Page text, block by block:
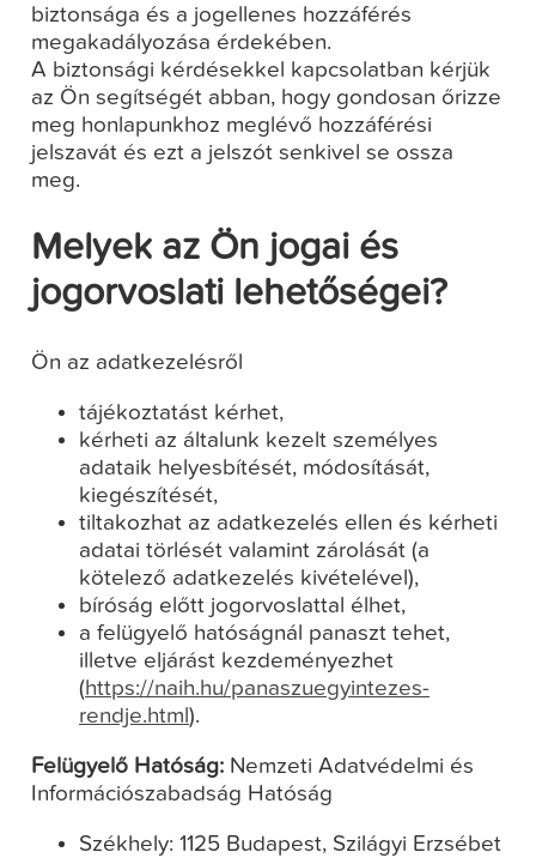
biztonsága és a jogellenes hozzáférés
megakadályozása érdekében.
A biztonsági kérdésekkel kapcsolatban kérjük
az Ön segítségét abban, hogy gondosan őrizze
meg honlapunkhoz meglévő hozzáférési
jelszavát és ezt a jelszót senkivel se ossza
meg.
Melyek az Ön jogai és
jogorvoslati lehetőségei?
Ön az adatkezelésről
tájékoztatást kérhet,
kérheti az általunk kezelt személyes
adataik helyesbítését, módosítását,
kiegészítését,
tiltakozhat az adatkezelés ellen és kérheti
adatai törlését valamint zárolását (a
kötelező adatkezelés kivételével),
bíróság előtt jogorvoslattal élhet,
a felügyelő hatóságnál panaszt tehet,
illetve eljárást kezdeményezhet
(https://naih.hu/panaszuegyintezes-
rendje.html).
Felügyelő Hatóság: Nemzeti Adatvédelmi és
Információszabadság Hatóság
Székhely: 1125 Budapest, Szilágyi Erzsébet